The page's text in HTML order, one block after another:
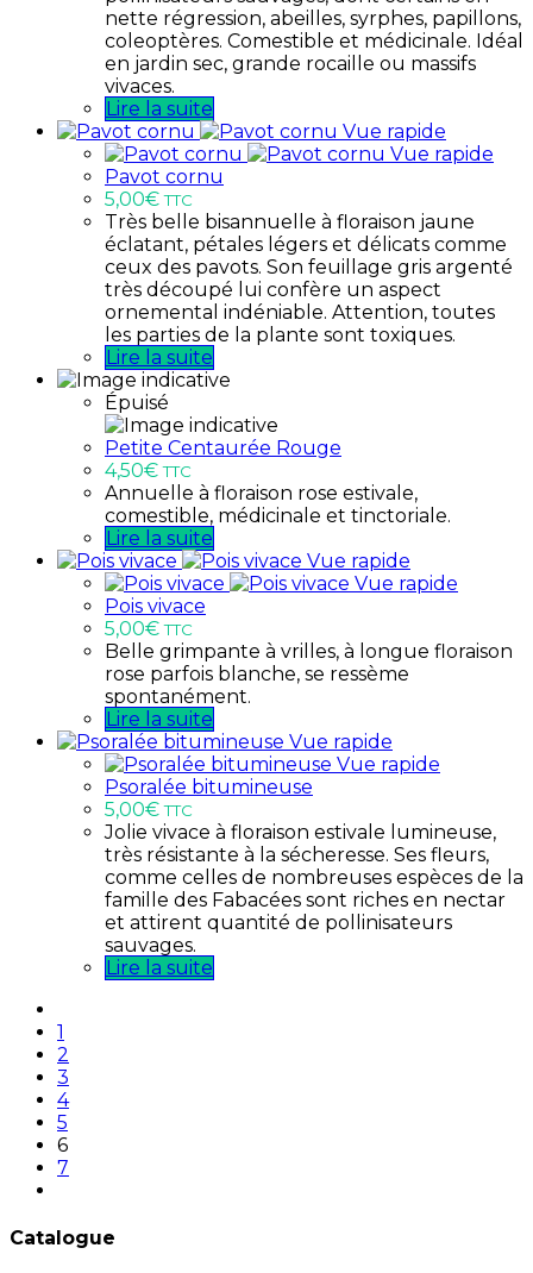
nette régression, abeilles, syrphes, papillons,
coleoptères. Comestible et médicinale. Idéal
en jardin sec, grande rocaille ou massifs
vivaces.
Lire la suite
Vue rapide
Vue rapide
Pavot cornu
5,00€ TTC
Très belle bisannuelle à floraison jaune
éclatant, pétales légers et délicats comme
ceux des pavots. Son feuillage gris argenté
très découpé lui confère un aspect
ornemental indéniable. Attention, toutes
les parties de la plante sont toxiques.
Lire la suite
Épuisé
Petite Centaurée Rouge
4,50€ TTC
Annuelle à floraison rose estivale,
comestible, médicinale et tinctoriale.
Lire la suite
Vue rapide
Vue rapide
Pois vivace
5,00€ TTC
Belle grimpante à vrilles, à longue floraison
rose parfois blanche, se ressème
spontanément.
Lire la suite
Vue rapide
Vue rapide
Psoralée bitumineuse
5,00€ TTC
Jolie vivace à floraison estivale lumineuse,
très résistante à la sécheresse. Ses fleurs,
comme celles de nombreuses espèces de la
famille des Fabacées sont riches en nectar
et attirent quantité de pollinisateurs
sauvages.
Lire la suite
1
2
3
4
5
6
7
Catalogue